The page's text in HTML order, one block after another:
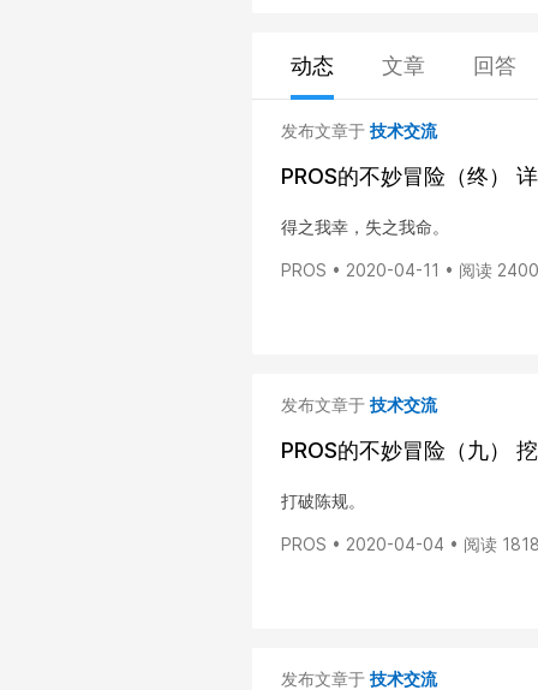
动态 文章 回答
发布文章于 技术交流
PROS的不妙冒险（终）
得之我幸，失之我命。
PROS • 2020-04-11 • 阅读 2400
发布文章于 技术交流
PROS的不妙冒险（九）
打破陈规。
PROS • 2020-04-04 • 阅读
发布文章于 技术交流